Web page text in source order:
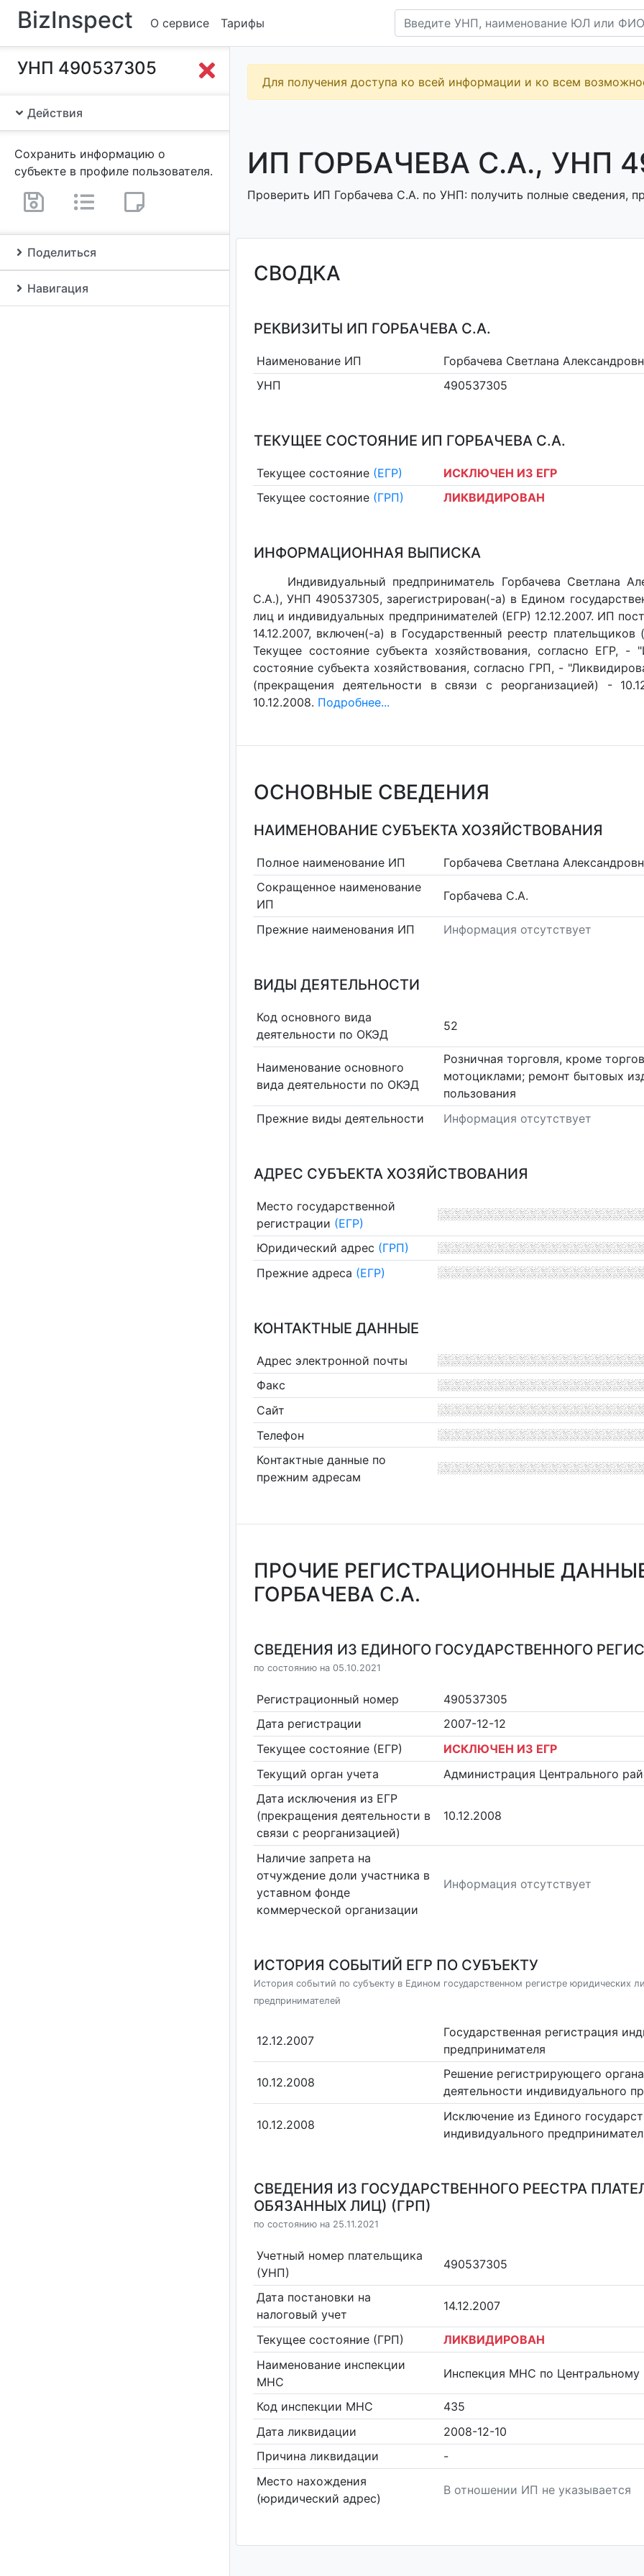
BizInspect О сервисе Тарифы
УНП 490537305
Действия
Сохранить информацию о
субъекте в профиле пользователя.
Поделиться
Навигация
Для получения доступа ко всей информации и ко всем
ИП ГОРБАЧЕВА С.А., УНП
Проверить ИП Горбачева С.А. по УНП: получить полные сведения,
СВОДКА
РЕКВИЗИТЫ ИП ГОРБАЧЕВА С.А.
Наименование ИП
Горбачева Светлана
УНП
490537305
ТЕКУЩЕЕ СОСТОЯНИЕ ИП ГОРБАЧЕВА С.А.
Текущее состояние (ЕГР)
ИСКЛЮЧЕН ИЗ ЕГР
Текущее состояние (ГРП) ЛИКВИДИРОВАН
ИНФОРМАЦИОННАЯ ВЫПИСКА
Индивидуальный предприниматель Горбачева Светлана
С.А.), УНП 490537305, зарегистрирован(-а) в Едином
лиц и индивидуальных предпринимателей (ЕГР) 12.12.2007. ИП
14.12.2007, включен(-a) в Государственный реестр
Текущее состояние субъекта хозяйствования, согласно ЕГР,
состояние субъекта хозяйствования, согласно ГРП, -
(прекращения деятельности в связи с реорганизацией) -
10.12.2008. Подробнее...
ОСНОВНЫЕ СВЕДЕНИЯ
НАИМЕНОВАНИЕ СУБЪЕКТА ХОЗЯЙСТВОВАНИЯ
Полное наименование ИП
Горбачева Светлана
Сокращенное наименование
ИП
Горбачева С.А.
Прежние наименования ИП Информация отсутствует
ВИДЫ ДЕЯТЕЛЬНОСТИ
Код основного вида
деятельности по ОКЭД
52
Наименование основного
вида деятельности по ОКЭД
Розничная торговля, кроме
мотоциклами; ремонт бытовых
пользования
Прежние виды деятельности
Информация отсутствует
АДРЕС СУБЪЕКТА ХОЗЯЙСТВОВАНИЯ
Место государственной
регистрации (ЕГР)
Юридический адрес (ГРП)
Прежние адреса (ЕГР)
КОНТАКТНЫЕ ДАННЫЕ
Адрес электронной почты
Факс
Сайт
Телефон
Контактные данные по
прежним адресам
ПРОЧИЕ РЕГИСТРАЦИОННЫЕ
ГОРБАЧЕВА С.А.
СВЕДЕНИЯ ИЗ ЕДИНОГО ГОСУДАРСТВЕННОГО
по состоянию на 05.10.2021
Регистрационный номер
490537305
Дата регистрации
2007-12-12
Текущее состояние (ЕГР)
ИСКЛЮЧЕН ИЗ ЕГР
Текущий орган учета
Администрация Центрального
Дата исключения из ЕГР
(прекращения деятельности в
связи с реорганизацией)
10.12.2008
Наличие запрета на
отчуждение доли участника в
уставном фонде
коммерческой организации
Информация отсутствует
ИСТОРИЯ СОБЫТИЙ ЕГР ПО СУБЪЕКТУ
История событий по субъекту в Едином государственном регистре юридических
предпринимателей
12.12.2007
Государственная регистрация
предпринимателя
10.12.2008
Решение регистрирующего
деятельности индивидуального
10.12.2008
Исключение из Единого
индивидуального
СВЕДЕНИЯ ИЗ ГОСУДАРСТВЕННОГО РЕЕСТРА
ОБЯЗАННЫХ ЛИЦ) (ГРП)
по состоянию на 25.11.2021
Учетный номер плательщика
(УНП)
490537305
Дата постановки на
налоговый учет
14.12.2007
Текущее состояние (ГРП)
ЛИКВИДИРОВАН
Наименование инспекции
МНС
Инспекция МНС по Центральному
Код инспекции МНС
435
Дата ликвидации
2008-12-10
Причина ликвидации
-
Место нахождения
(юридический адрес)
В отношении ИП не указывается